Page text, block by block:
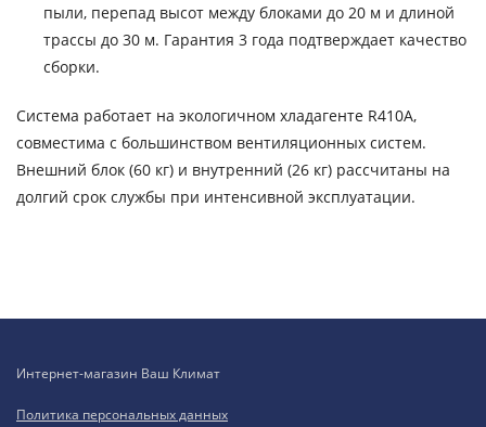
пыли, перепад высот между блоками до 20 м и длиной
трассы до 30 м. Гарантия 3 года подтверждает качество
сборки.
Система работает на экологичном хладагенте R410A,
совместима с большинством вентиляционных систем.
Внешний блок (60 кг) и внутренний (26 кг) рассчитаны на
долгий срок службы при интенсивной эксплуатации.
Интернет-магазин Ваш Климат
Политика персональных данных